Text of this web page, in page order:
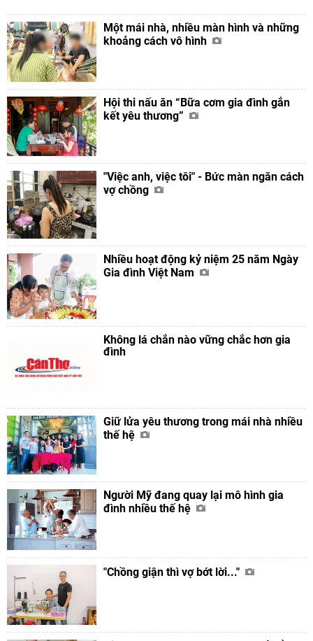
Một mái nhà, nhiều màn hình và những
khoảng cách vô hình
Hội thi nấu ăn “Bữa cơm gia đình gắn
kết yêu thương”
"Việc anh, việc tôi" - Bức màn ngăn cách
vợ chồng
Nhiều hoạt động kỷ niệm 25 năm Ngày
Gia đình Việt Nam
Không lá chắn nào vững chắc hơn gia
đình
Giữ lửa yêu thương trong mái nhà nhiều
thế hệ
Người Mỹ đang quay lại mô hình gia
đình nhiều thế hệ
"Chồng giận thì vợ bớt lời..."